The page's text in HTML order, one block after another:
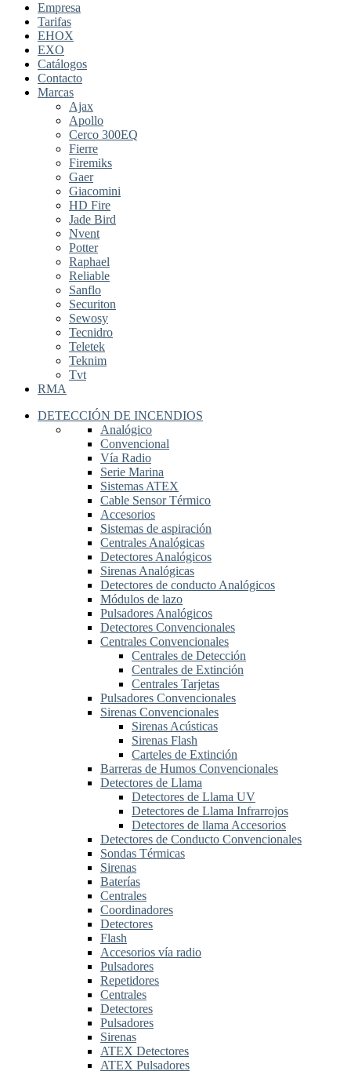
Empresa
Tarifas
EHOX
EXO
Catálogos
Contacto
Marcas
Ajax
Apollo
Cerco 300EQ
Fierre
Firemiks
Gaer
Giacomini
HD Fire
Jade Bird
Nvent
Potter
Raphael
Reliable
Sanflo
Securiton
Sewosy
Tecnidro
Teletek
Teknim
Tvt
RMA
DETECCIÓN DE INCENDIOS
Analógico
Convencional
Vía Radio
Serie Marina
Sistemas ATEX
Cable Sensor Térmico
Accesorios
Sistemas de aspiración
Centrales Analógicas
Detectores Analógicos
Sirenas Analógicas
Detectores de conducto Analógicos
Módulos de lazo
Pulsadores Analógicos
Detectores Convencionales
Centrales Convencionales
Centrales de Detección
Centrales de Extinción
Centrales Tarjetas
Pulsadores Convencionales
Sirenas Convencionales
Sirenas Acústicas
Sirenas Flash
Carteles de Extinción
Barreras de Humos Convencionales
Detectores de Llama
Detectores de Llama UV
Detectores de Llama Infrarrojos
Detectores de llama Accesorios
Detectores de Conducto Convencionales
Sondas Térmicas
Sirenas
Baterías
Centrales
Coordinadores
Detectores
Flash
Accesorios vía radio
Pulsadores
Repetidores
Centrales
Detectores
Pulsadores
Sirenas
ATEX Detectores
ATEX Pulsadores